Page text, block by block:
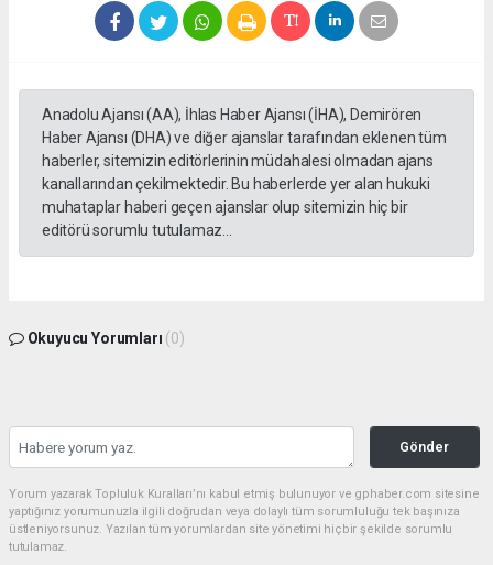
Anadolu Ajansı (AA), İhlas Haber Ajansı (İHA), Demirören
Haber Ajansı (DHA) ve diğer ajanslar tarafından eklenen tüm
haberler, sitemizin editörlerinin müdahalesi olmadan ajans
kanallarından çekilmektedir. Bu haberlerde yer alan hukuki
muhataplar haberi geçen ajanslar olup sitemizin hiç bir
editörü sorumlu tutulamaz...
Okuyucu Yorumları (0)
Gönder
Yorum yazarak Topluluk Kuralları’nı kabul etmiş bulunuyor ve gphaber.com sitesine
yaptığınız yorumunuzla ilgili doğrudan veya dolaylı tüm sorumluluğu tek başınıza
üstleniyorsunuz. Yazılan tüm yorumlardan site yönetimi hiçbir şekilde sorumlu
tutulamaz.